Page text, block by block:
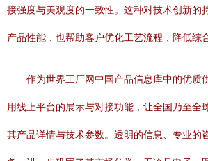
接强度与美观度的一致性。这种对技术创新的
产品性能，也帮助客户优化工艺流程，降低综
作为世界工厂网中国产品信息库中的优质
用线上平台的展示与对接功能，让全国乃至全
其产品详情与技术参数。透明的信息、专业的